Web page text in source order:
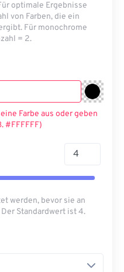
optimale Ergebnisse
von Farben, die ein
Für monochrome
= 2.
Farbe aus oder geben
#FFFFFF)
werden, bevor sie an
Standardwert ist 4.